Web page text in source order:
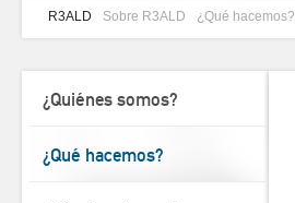
R3ALD Sobre R3ALD ¿Qué hacemos?
¿Quiénes somos?
¿Qué hacemos?